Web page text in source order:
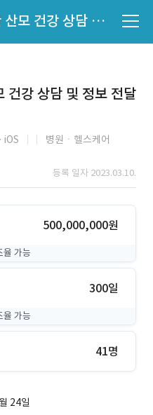
대화형 챗봇을 활용한 산모 건강 상담 및 정보 전달 플랫폼 구축
건강 상담 및 정보 전달
iOS 병원ㆍ헬스케어
등록 일자 2023.03.10.
500,000,000원
율 가능
300일
율 가능
41명
24일